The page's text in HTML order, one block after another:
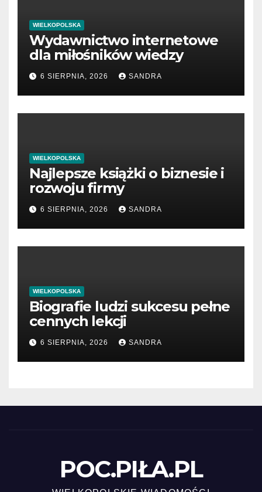
WIELKOPOLSKA
Wydawnictwo internetowe
dla miłośników wiedzy
6 SIERPNIA, 2026 SANDRA
WIELKOPOLSKA
Najlepsze książki o biznesie i
rozwoju firmy
6 SIERPNIA, 2026 SANDRA
WIELKOPOLSKA
Biografie ludzi sukcesu pełne
cennych lekcji
6 SIERPNIA, 2026 SANDRA
POC.PIŁA.PL